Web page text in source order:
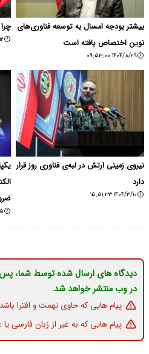
بیشتر بودجه امسال به توسعه فناوری‌های
نوین اختصاص یافته است
۱۴۰۴/۸/۲۹ ۰۹:۵۳:۰۰
نیروی زمینی ارتش در لبه‌ی فناوری روز قرار
دارد
۱۴۰۴/۳/۱۰ ۱۵:۵۱:۳۳
دیدگاه های ارسال شده توسط شما، پس
در وب منتشر خواهد شد.
پیام هایی که حاوی تهمت و افترا
پیام هایی که به غیر از زبان فارسی